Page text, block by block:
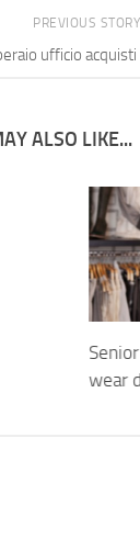
PREVIOUS STORY
ufficio
ALSO LIKE...
wear